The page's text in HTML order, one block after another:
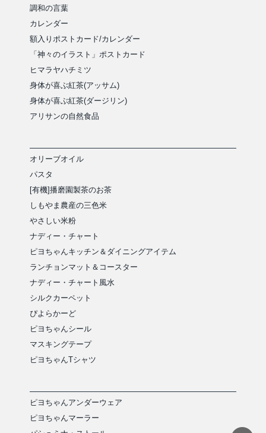
調和の言葉
カレンダー
額入りポストカード/カレンダー
「神々のイラスト」ポストカード
ヒマラヤハチミツ
身体が喜ぶ紅茶(アッサム)
身体が喜ぶ紅茶(ダージリン)
アリサンの自然食品
オリーブオイル
パスタ
[有機]播磨園製茶のお茶
しもやま農産の三色米
やさしい米粉
ナディー・チャート
ピヨちゃんキッチン＆ダイニングアイテム
ランチョンマット＆コースター
ナディー・チャート風水
シルクカーペット
ぴよらかーど
ピヨちゃんシール
マスキングテープ
ピヨちゃんTシャツ
ピヨちゃんアンダーウェア
ピヨちゃんマーラー